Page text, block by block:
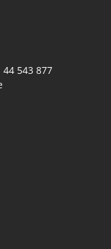
44 543 877